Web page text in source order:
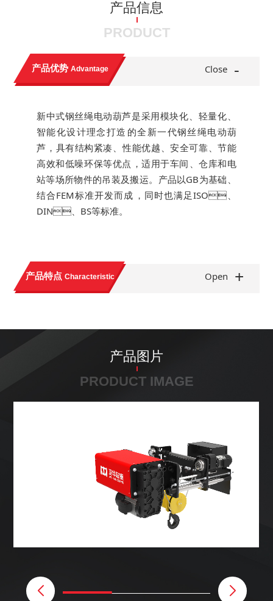
产品信息
PRODUCT
产品优势Advantage Close -
新中式钢丝绳电动葫芦是采用模块化、轻量化、
智能化设计理念打造的全新一代钢丝绳电动葫
芦，具有结构紧凑、性能优越、安全可靠、节能
高效和低噪环保等优点，适用于车间、仓库和电
站等场所物件的吊装及搬运。产品以GB为基础、
结合FEM标准开发而成，同时也满足ISO、
DIN、BS等标准。
产品特点Characteristic Open +
产品图片
PRODUCT IMAGE